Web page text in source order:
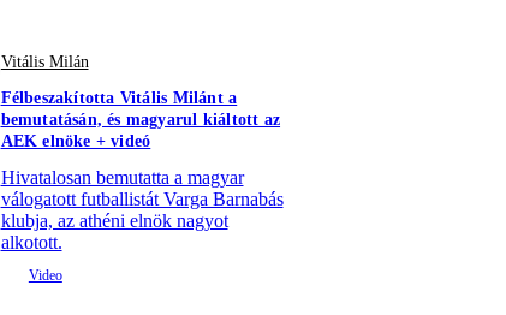
Vitális Milán
Félbeszakította Vitális Milánt a
bemutatásán, és magyarul kiáltott az
AEK elnöke + videó
Hivatalosan bemutatta a magyar
válogatott futballistát Varga Barnabás
klubja, az athéni elnök nagyot
alkotott.